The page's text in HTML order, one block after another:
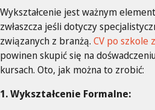
Wykształcenie jest ważnym
zwłaszcza jeśli dotyczy
związanych z branżą. CV po szkole
powinen skupić się na
kursach. Oto, jak można to zrobić:
1. Wykształcenie Formalne: